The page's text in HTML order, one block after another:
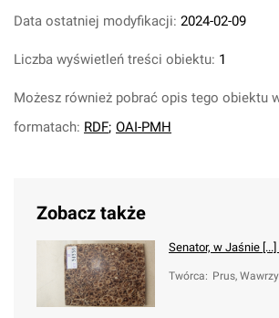
Data ostatniej modyfikacji: 2024-02-09
Liczba wyświetleń treści obiektu: 1
Możesz również pobrać opis tego obiektu
formatach: RDF; OAI-PMH
Zobacz także
Senator, w Jaśnie [...]
Twórca: Prus,